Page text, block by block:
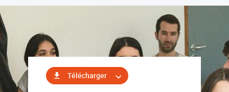
Télécharger